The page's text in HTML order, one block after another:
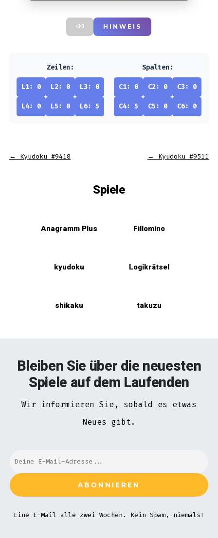
HINWEIS
Zeilen:
L1: 0 L2: 0 L3: 0
L4: 0 L5: 0 L6: 5
Spalten:
C1: 0 C2: 0 C3: 0
C4: 5 C5: 0 C6: 0
← Kyudoku #9418 → Kyudoku #9511
Spiele
Anagramm Plus Fillomino
kyudoku Logikrätsel
shikaku takuzu
Bleiben Sie über die neuesten
Spiele auf dem Laufenden
Wir informieren Sie, sobald es etwas
Neues gibt.
Eine E-Mail alle zwei Wochen. Kein Spam, niemals!